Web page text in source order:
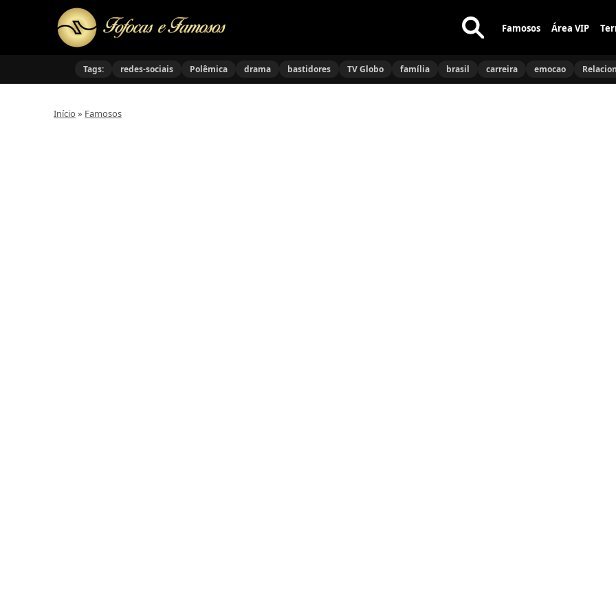
Buscar
no
Famosos Área VIP
Tags: redes-sociais Polêmica drama bastidores TV Globo família brasil carreira emocao
Início » Famosos